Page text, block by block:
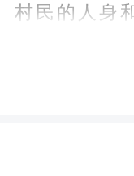
村民的人身